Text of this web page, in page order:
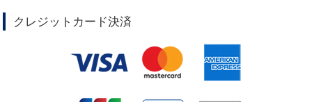
クレジットカード決済